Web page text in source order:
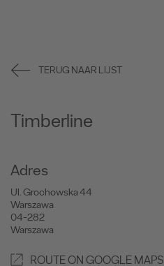
TERUG NAAR LIJST
Timberline
Adres
Ul. Grochowska 44
Warszawa
04-282
Warszawa
ROUTE ON GOOGLE MAPS